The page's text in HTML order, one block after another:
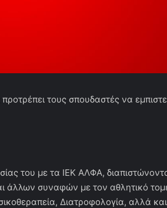
τους σπουδαστές να
του με τα ΙΕΚ ΑΛΦΑ,
άλλων συναφών με τον αθλητικό
Διατροφολογία, αλλά